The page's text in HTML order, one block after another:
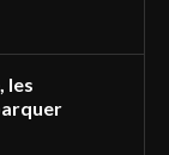
les